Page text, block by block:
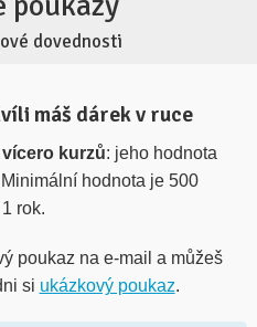
dovednosti
máš dárek v ruce
kurzů: jeho hodnota
hodnota je 500
rok.
poukaz na e-mail a můžeš
si ukázkový poukaz.